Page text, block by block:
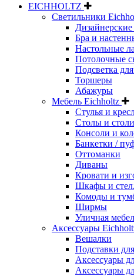
EICHHOLTZ
Светильники
Бра и
Настольные
Потолочные
Подсветка
Торшеры
Абажуры
Мебель Eichholtz
Стулья и
Столы и
Консоли и
Банкетки /
Оттоманки
Диваны
Кровати и
Шкафы и
Комоды и
Ширмы
Уличная
Аксессуары
Вешалки
Подставки
Аксессуары
Аксессуары